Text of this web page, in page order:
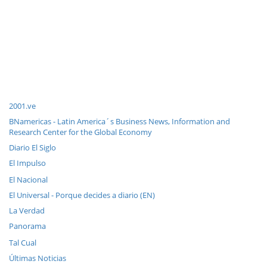
2001.ve
BNamericas - Latin America´s Business News, Information and
Research Center for the Global Economy
Diario El Siglo
El Impulso
El Nacional
El Universal - Porque decides a diario (EN)
La Verdad
Panorama
Tal Cual
Últimas Noticias